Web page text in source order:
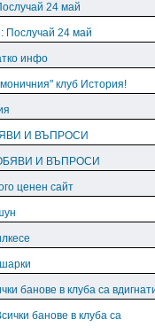
24 май
Послучай 24 май
инфо
клуб История!
И ВЪПРОСИ
И ВЪПРОСИ
ценен сайт
банове в клуба са
банове в клуба са